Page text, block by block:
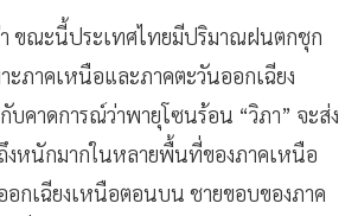
า ขณะนี้ประเทศไทยมีปริมาณฝนตกชุก
ะภาคเหนือและภาคตะวันออกเฉียง
บคาดการณ์ว่าพายุโซนร้อน “วิภา” จะส่ง
หนักมากในหลายพื้นที่ของภาคเหนือ
กเฉียงเหนือตอนบน ชายขอบของภาค